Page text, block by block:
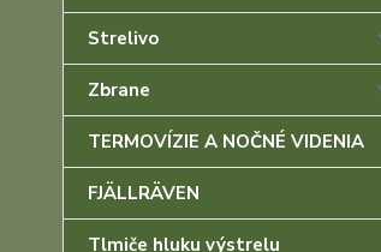
Strelivo
Zbrane
TERMOVÍZIE A NOČNÉ VIDENIA
FJÄLLRÄVEN
Tlmiče hluku výstrelu